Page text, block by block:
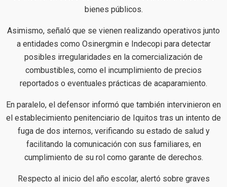
bienes públicos.
Asimismo, señaló que se vienen realizando operativos junto
a entidades como Osinergmin e Indecopi para detectar
posibles irregularidades en la comercialización de
combustibles, como el incumplimiento de precios
reportados o eventuales prácticas de acaparamiento.
En paralelo, el defensor informó que también intervinieron en
el establecimiento penitenciario de Iquitos tras un intento de
fuga de dos internos, verificando su estado de salud y
facilitando la comunicación con sus familiares, en
cumplimiento de su rol como garante de derechos.
Respecto al inicio del año escolar, alertó sobre graves